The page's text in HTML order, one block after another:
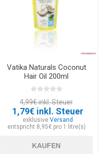
Vatika Naturals Coconut
Hair Oil 200ml
4,99€ inkl. Steuer
1,79€ inkl. Steuer
exklusive Versand
entspricht 8,95€ pro 1 litre(s)
KAUFEN